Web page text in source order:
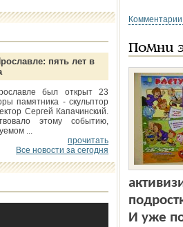
пять лет в
был открыт 23
памятника - скульптор
Сергей Капачинский.
этому событию,
...
прочитать
Все новости за сегодня
Помни
И уже